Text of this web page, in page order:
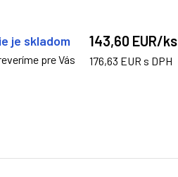
je skladom
pre Vás
143,60 EUR/ks
176,63 EUR s DPH